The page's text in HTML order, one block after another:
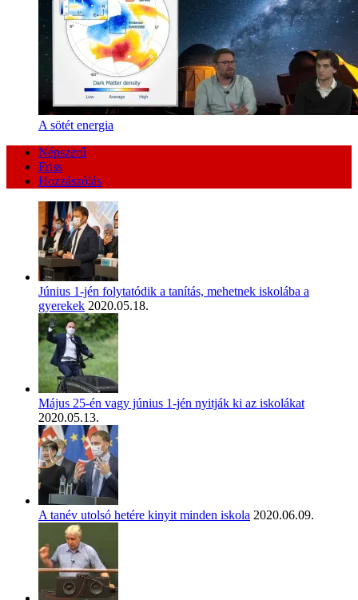
A sötét energia
Népszerű
Friss
Hozzászólás
Június 1-jén folytatódik a tanítás, mehetnek iskolába a
gyerekek 2020.05.18.
Május 25-én vagy június 1-jén nyitják ki az iskolákat
2020.05.13.
A tanév utolsó hetére kinyit minden iskola 2020.06.09.